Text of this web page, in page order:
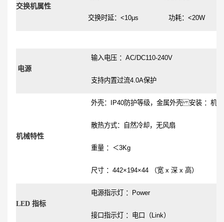
交换机属性
交换时延： <10μs 功耗： <20W
电源
输入电压 ： AC/DC110-240V
支持内置过流4.0A保护
机械特性
外壳： IP40防护等级，金属外壳 安装 ：机
散热方式：自然冷却，无风扇
重量 ：＜3Kg
尺寸 ： 442×194×44 （宽 x 深 x 高）
LED 指标
电源指示灯 ： Power
接口指示灯 ：电口（ Link）